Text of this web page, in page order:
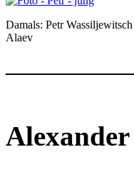
Damals: Petr Wassiljewitsch
Alaev